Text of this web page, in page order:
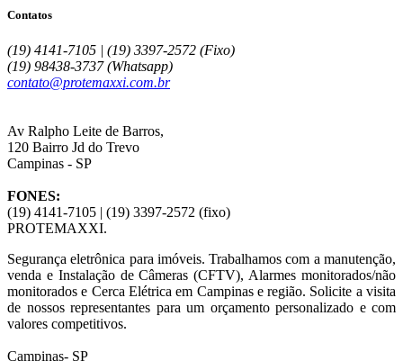
Contatos
(19) 4141-7105 | (19) 3397-2572 (Fixo)
(19) 98438-3737 (Whatsapp)
contato@protemaxxi.com.br
Av Ralpho Leite de Barros,
120 Bairro Jd do Trevo
Campinas - SP
FONES:
(19) 4141-7105 | (19) 3397-2572 (fixo)
PROTEMAXXI.
Segurança eletrônica para imóveis. Trabalhamos com a manutenção,
venda e Instalação de Câmeras (CFTV), Alarmes monitorados/não
monitorados e Cerca Elétrica em Campinas e região. Solicite a visita
de nossos representantes para um orçamento personalizado e com
valores competitivos.
Campinas- SP